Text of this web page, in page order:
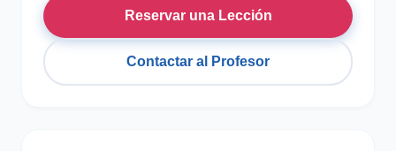
Reservar una Lección
Contactar al Profesor